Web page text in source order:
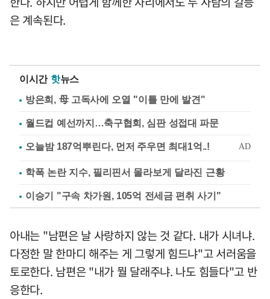
은 계속된다.
이시간 핫뉴스
방은희, 母 고독사에 오열 "이틀 만에 발견"
월드컵 예선까지…축구협회, 심판 성접대 파문
학폭 논란 지수, 필리핀서 몰라보게 달라진 근황
이승기 "구속 차가원, 105억 전세금 편취 사기"
아내는 "남편은 날 사랑하지 않는 것 같다. 내가 시녀냐.
다정한 말 한마디 해주는 게 그렇게 힘드냐"고 서러움을
토로한다. 남편은 "내가 뭘 달래주냐. 나도 힘들다"고 반
응한다.